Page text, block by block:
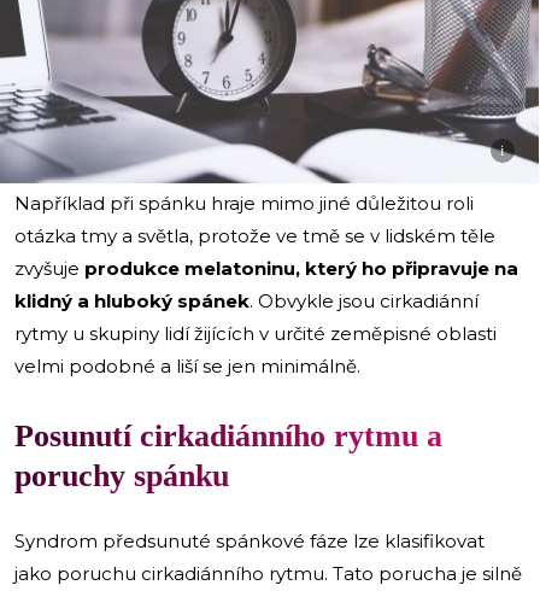
i
Například při spánku hraje mimo jiné důležitou roli
otázka tmy a světla, protože ve tmě se v lidském těle
zvyšuje produkce melatoninu, který ho připravuje na
klidný a hluboký spánek. Obvykle jsou cirkadiánní
rytmy u skupiny lidí žijících v určité zeměpisné oblasti
velmi podobné a liší se jen minimálně.
Posunutí cirkadiánního rytmu a
poruchy spánku
Syndrom předsunuté spánkové fáze lze klasifikovat
jako poruchu cirkadiánního rytmu. Tato porucha je silně